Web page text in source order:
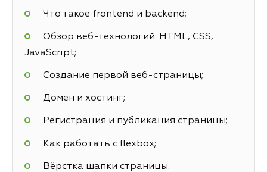
Что такое frontend и backend;
Обзор веб-технологий: HTML, CSS,
JavaScript;
Создание первой веб-страницы;
Домен и хостинг;
Регистрация и публикация страницы;
Как работать с flexbox;
Вёрстка шапки страницы.